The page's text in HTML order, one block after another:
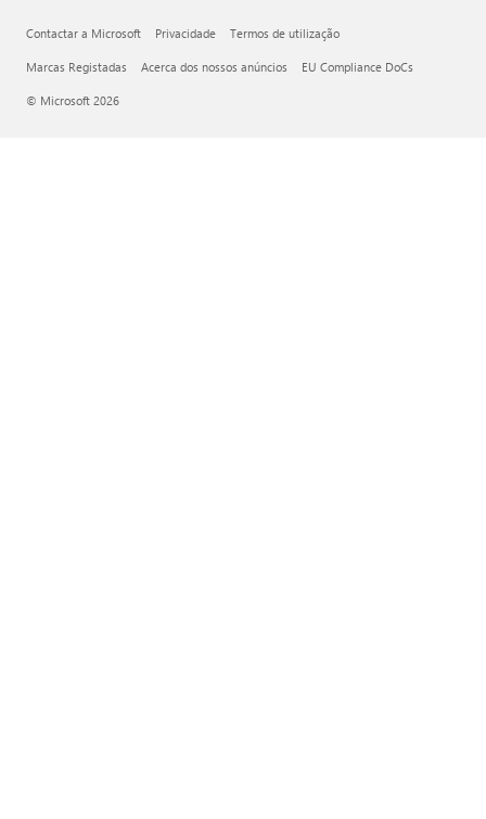
Contactar a Microsoft Privacidade Termos de utilização
Marcas Registadas Acerca dos nossos anúncios EU Compliance DoCs
© Microsoft 2026